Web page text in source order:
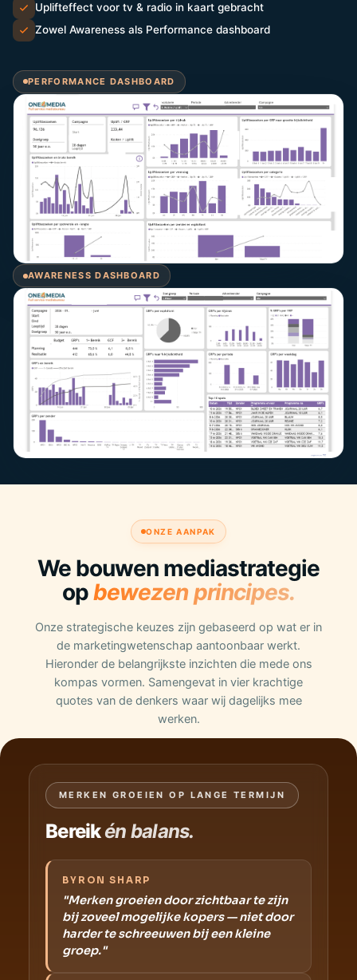
Uplifteffect voor tv & radio in kaart gebracht
Zowel Awareness als Performance dashboard
PERFORMANCE DASHBOARD
AWARENESS DASHBOARD
ONZE AANPAK
We bouwen mediastrategie
opbewezen principes.
Onze strategische keuzes zijn gebaseerd op wat er in
de marketingwetenschap aantoonbaar werkt.
Hieronder de belangrijkste inzichten die mede ons
kompas vormen. Samengevat in vier krachtige
quotes van de denkers waar wij dagelijks mee
werken.
MERKEN GROEIEN OP LANGE TERMIJN
Bereikén balans.
BYRON SHARP
"Merken groeien door zichtbaar te zijn
bij zoveel mogelijke kopers — niet door
harder te schreeuwen bij een kleine
groep."